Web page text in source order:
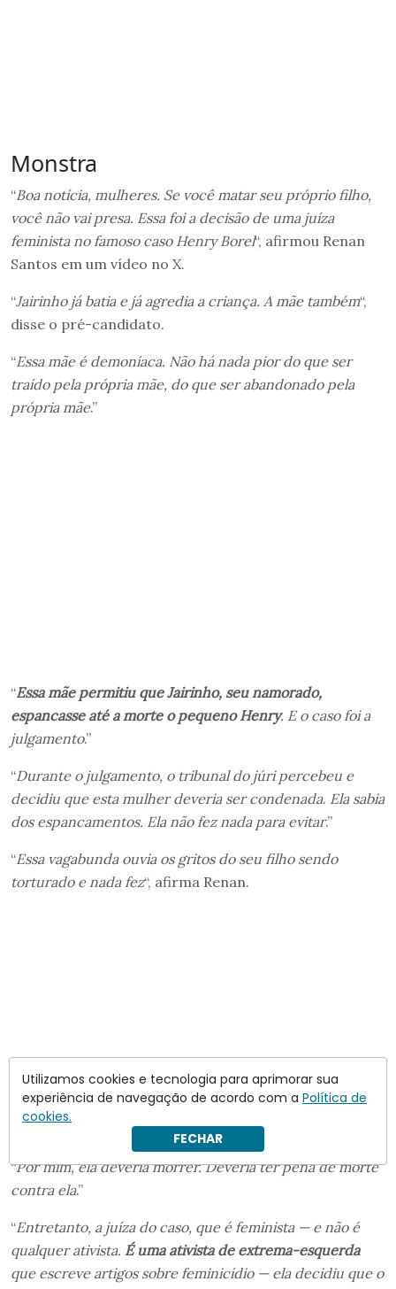
Monstra
“Boa notícia, mulheres. Se você matar seu próprio filho,
você não vai presa. Essa foi a decisão de uma juíza
feminista no famoso caso Henry Borel“, afirmou Renan
Santos em um vídeo no X.
“Jairinho já batia e já agredia a criança. A mãe também“,
disse o pré-candidato.
“Essa mãe é demoníaca. Não há nada pior do que ser
traído pela própria mãe, do que ser abandonado pela
própria mãe.”
“Essa mãe permitiu que Jairinho, seu namorado,
espancasse até a morte o pequeno Henry. E o caso foi a
julgamento.”
“Durante o julgamento, o tribunal do júri percebeu e
decidiu que esta mulher deveria ser condenada. Ela sabia
dos espancamentos. Ela não fez nada para evitar.”
“Essa vagabunda ouvia os gritos do seu filho sendo
torturado e nada fez“, afirma Renan.
“Por mim, ela deveria morrer. Deveria ter pena de morte
contra ela.”
“Entretanto, a juíza do caso, que é feminista — e não é
qualquer ativista. É uma ativista de extrema-esquerda
que escreve artigos sobre feminicídio — ela decidiu que o
Utilizamos cookies e tecnologia para aprimorar sua
experiência de navegação de acordo com a Política de
cookies.
FECHAR